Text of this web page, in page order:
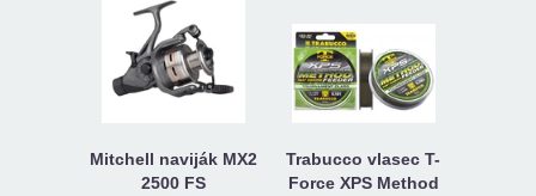
Mitchell naviják MX2
2500 FS
Trabucco vlasec T-
Force XPS Method